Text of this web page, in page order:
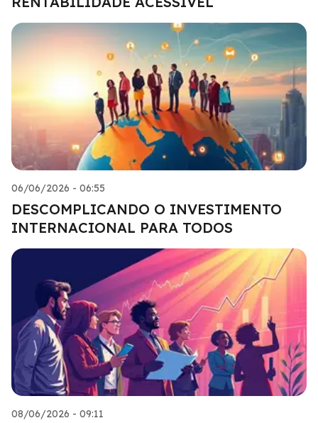
06/06/2026 - 06:55
DESCOMPLICANDO O INVESTIMENTO
INTERNACIONAL PARA TODOS
08/06/2026 - 09:11